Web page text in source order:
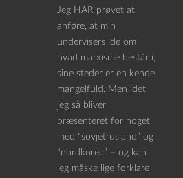
Jeg HAR prøvet at
anføre, at min
undervisers ide om
hvad marxisme består i,
sine steder er en kende
mangelfuld. Men idet
jeg så bliver
præsenteret for noget
med “sovjetrusland” og
“nordkorea” – og kan
jeg måske lige forklare